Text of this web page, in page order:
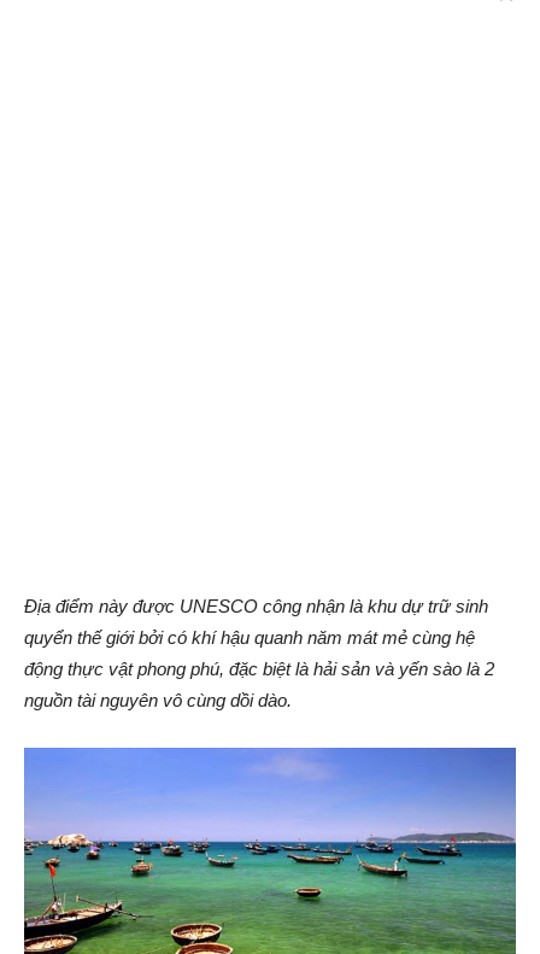
Địa điểm này được UNESCO công nhận là khu dự trữ sinh
quyển thế giới bởi có khí hậu quanh năm mát mẻ cùng hệ
động thực vật phong phú, đặc biệt là hải sản và yến sào là 2
nguồn tài nguyên vô cùng dồi dào.